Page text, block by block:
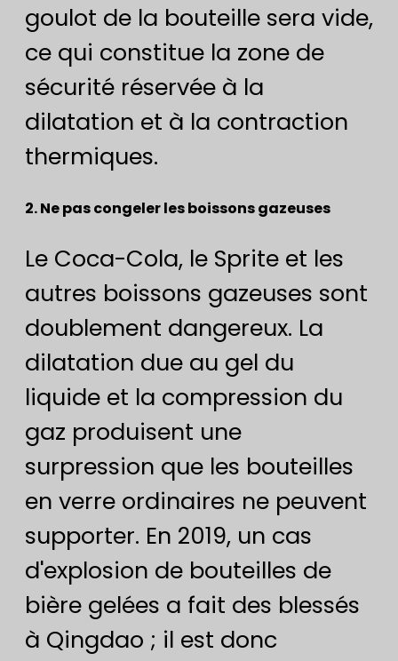
goulot de la bouteille sera vide,
ce qui constitue la zone de
sécurité réservée à la
dilatation et à la contraction
thermiques.
2. Ne pas congeler les boissons gazeuses
Le Coca-Cola, le Sprite et les
autres boissons gazeuses sont
doublement dangereux. La
dilatation due au gel du
liquide et la compression du
gaz produisent une
surpression que les bouteilles
en verre ordinaires ne peuvent
supporter. En 2019, un cas
d'explosion de bouteilles de
bière gelées a fait des blessés
à Qingdao ; il est donc